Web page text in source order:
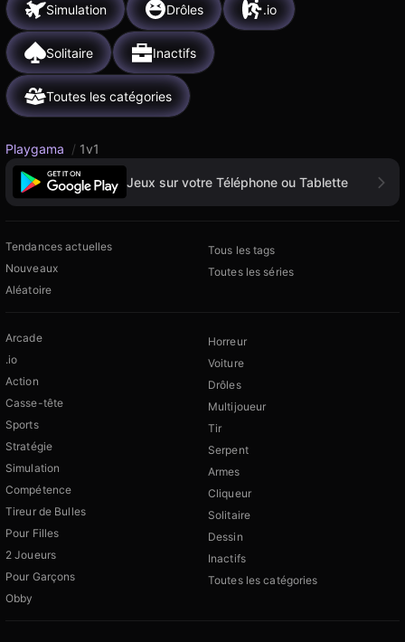
Simulation Drôles .io
Solitaire Inactifs
Toutes les catégories
Playgama / 1v1
Jeux sur votre Téléphone ou Tablette
Tendances actuelles
Nouveaux
Aléatoire
Tous les tags
Toutes les séries
Arcade
.io
Action
Casse-tête
Sports
Stratégie
Simulation
Compétence
Tireur de Bulles
Pour Filles
2 Joueurs
Pour Garçons
Obby
Horreur
Voiture
Drôles
Multijoueur
Tir
Serpent
Armes
Cliqueur
Solitaire
Dessin
Inactifs
Toutes les catégories